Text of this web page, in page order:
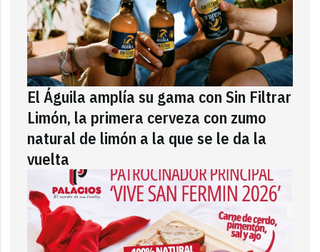
El Águila amplía su gama con Sin Filtrar
Limón, la primera cerveza con zumo
natural de limón a la que se le da la
vuelta